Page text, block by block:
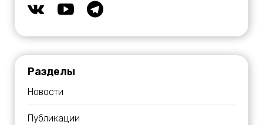
Разделы
Новости
Публикации